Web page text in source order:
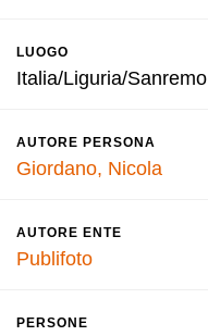
LUOGO
Italia/Liguria/Sanremo
AUTORE PERSONA
Giordano, Nicola
AUTORE ENTE
Publifoto
PERSONE